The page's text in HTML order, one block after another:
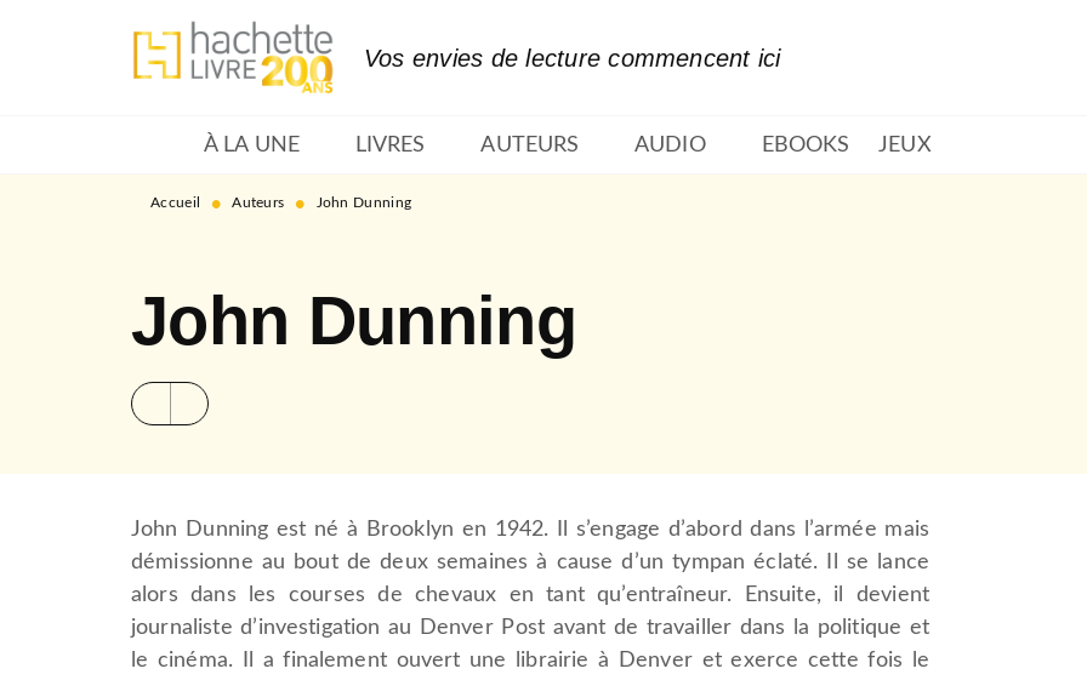
MENU RECHERCHE
Vos envies de lecture commencent ici
À LA UNE LIVRES AUTEURS AUDIO EBOOKS JEUX
Accueil • Auteurs • John Dunning
John Dunning
John Dunning est né à Brooklyn en 1942. Il s’engage d’abord dans l’armée mais
démissionne au bout de deux semaines à cause d’un tympan éclaté. Il se lance
alors dans les courses de chevaux en tant qu’entraîneur. Ensuite, il devient
journaliste d’investigation au Denver Post avant de travailler dans la politique et
le cinéma. Il a finalement ouvert une librairie à Denver et exerce cette fois le